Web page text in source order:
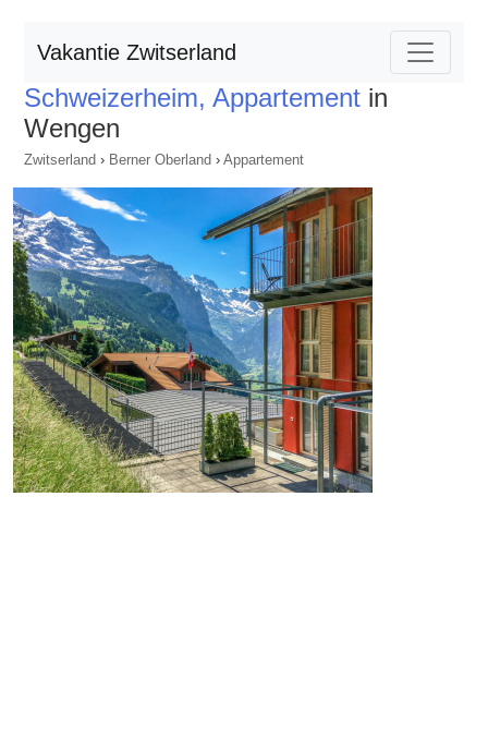
Vakantie Zwitserland
Schweizerheim, Appartement in
Wengen
Zwitserland › Berner Oberland › Appartement